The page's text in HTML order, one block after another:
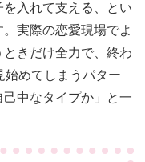
入れて支える、とい
実際の恋愛現場でよ
きだけ全力で、終わ
始めてしまうパター
中なタイプか」と一